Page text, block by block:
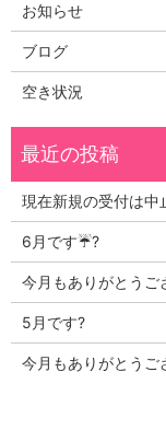
お知らせ
ブログ
空き状況
現在新規の受付は中
6月です☔?
今月もありがとうご
5月です?
今月もありがとうご